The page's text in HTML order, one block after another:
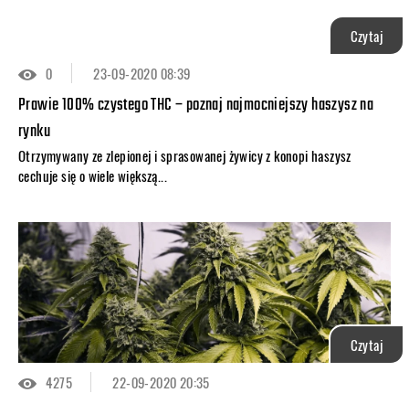
Czytaj
0
23-09-2020 08:39
Prawie 100% czystego THC – poznaj najmocniejszy haszysz na
rynku
Otrzymywany ze zlepionej i sprasowanej żywicy z konopi haszysz
cechuje się o wiele większą...
Czytaj
4275
22-09-2020 20:35